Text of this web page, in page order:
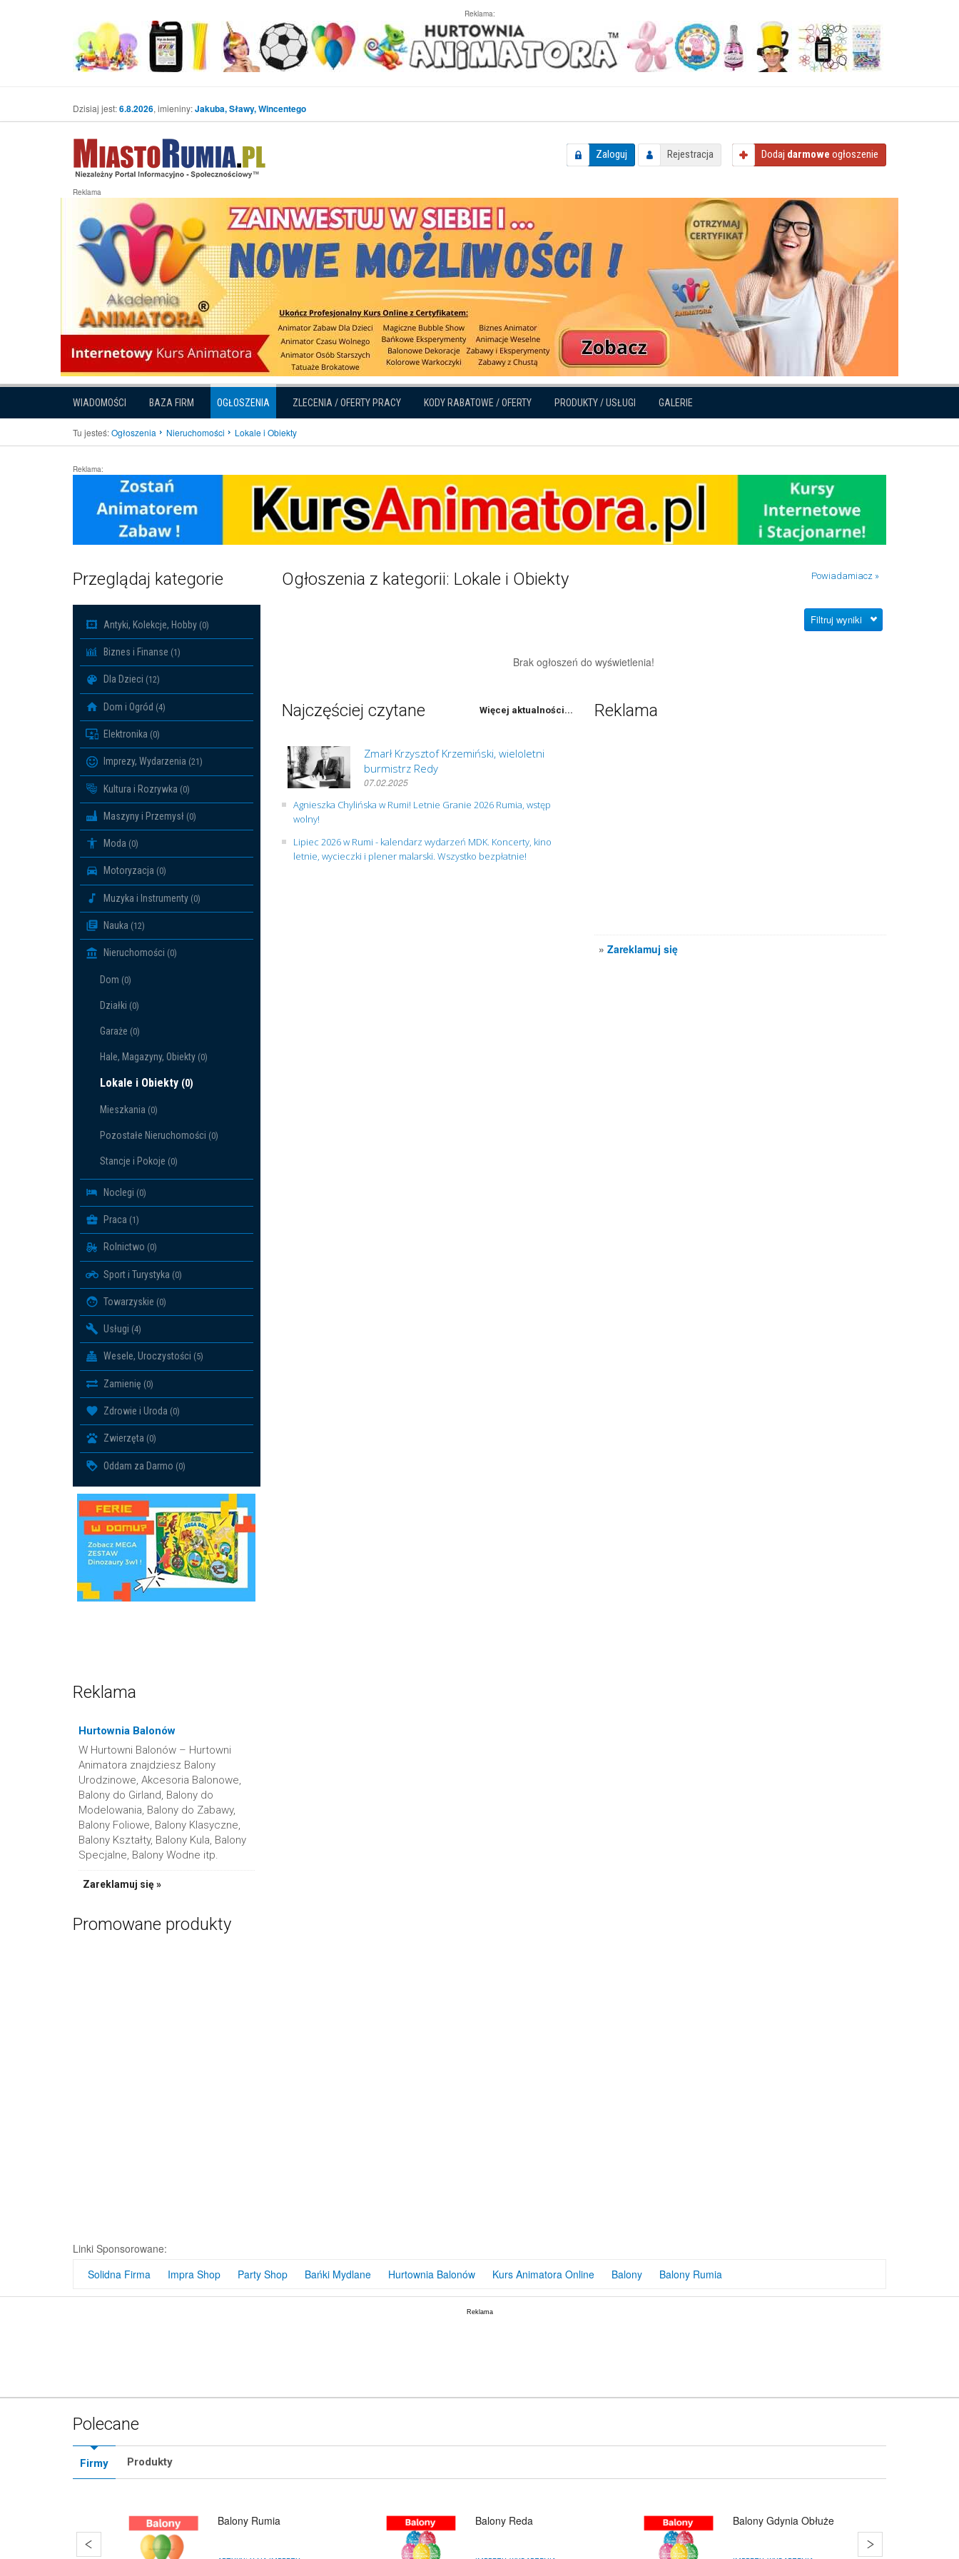
Reklama:
Dzisiaj jest:6.8.2026, imieniny:Jakuba, Sławy, Wincentego
Zaloguj Rejestracja Dodaj darmowe ogłoszenie
Reklama
WIADOMOŚCI BAZA FIRM OGŁOSZENIA ZLECENIA / OFERTY PRACY KODY RABATOWE / OFERTY PRODUKTY / USŁUGI GALERIE
Tu jesteś:Ogłoszenia Nieruchomości Lokale i Obiekty
Reklama:
Przeglądaj kategorie
Antyki, Kolekcje, Hobby (0)
Biznes i Finanse (1)
Dla Dzieci (12)
Dom i Ogród (4)
Elektronika (0)
Imprezy, Wydarzenia (21)
Kultura i Rozrywka (0)
Maszyny i Przemysł (0)
Moda (0)
Motoryzacja (0)
Muzyka i Instrumenty (0)
Nauka (12)
Nieruchomości (0)
Dom (0)
Działki (0)
Garaże (0)
Hale, Magazyny, Obiekty (0)
Lokale i Obiekty (0)
Mieszkania (0)
Pozostałe Nieruchomości (0)
Stancje i Pokoje (0)
Noclegi (0)
Praca (1)
Rolnictwo (0)
Sport i Turystyka (0)
Towarzyskie (0)
Usługi (4)
Wesele, Uroczystości (5)
Zamienię (0)
Zdrowie i Uroda (0)
Zwierzęta (0)
Oddam za Darmo (0)
Reklama
Hurtownia Balonów
W Hurtowni Balonów – Hurtowni
Animatora znajdziesz Balony
Urodzinowe, Akcesoria Balonowe,
Balony do Girland, Balony do
Modelowania, Balony do Zabawy,
Balony Foliowe, Balony Klasyczne,
Balony Kształty, Balony Kula, Balony
Specjalne, Balony Wodne itp.
Zareklamuj się »
Promowane produkty
Ogłoszenia z kategorii: Lokale i Obiekty Powiadamiacz »
Filtruj wyniki
Brak ogłoszeń do wyświetlenia!
Najczęściej czytane Więcej aktualności...
Zmarł Krzysztof Krzemiński, wieloletni
burmistrz Redy
07.02.2025
Agnieszka Chylińska w Rumi! Letnie Granie 2026 Rumia, wstęp
wolny!
Lipiec 2026 w Rumi - kalendarz wydarzeń MDK. Koncerty, kino
letnie, wycieczki i plener malarski. Wszystko bezpłatnie!
Reklama
»Zareklamuj się
Linki Sponsorowane:
Solidna Firma
Impra Shop Party Shop Bańki Mydlane Hurtownia Balonów Kurs Animatora Online Balony Balony Rumia
Polecane
Firmy Produkty
Balony Rumia Balony Reda Balony Gdynia Obłuże